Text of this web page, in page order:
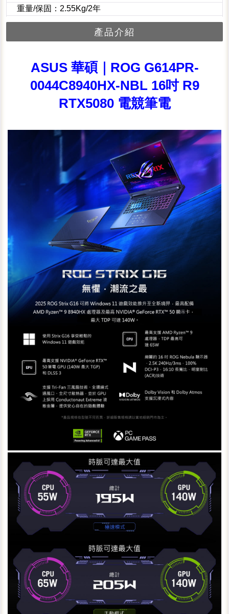
重量/保固：2.55Kg/2年
產品介紹
ASUS 華碩｜ROG G614PR-
0044C8940HX-NBL 16吋 R9
RTX5080 電競筆電